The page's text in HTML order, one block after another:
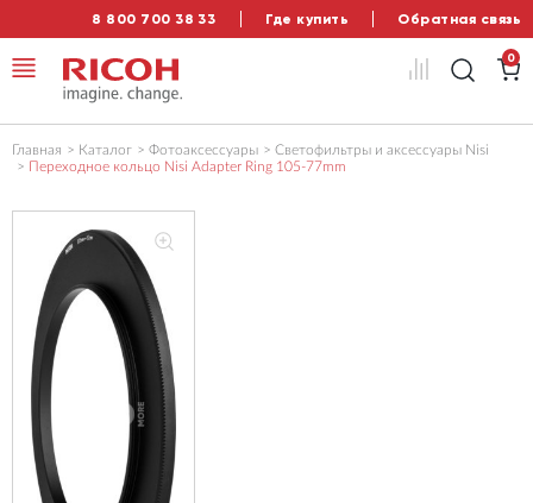
8 800 700 38 33 Где купить Обратная связь
0
Главная Каталог Фотоаксессуары
Светофильтры и аксессуары Nisi
Переходное кольцо Nisi Adapter Ring 105-77mm